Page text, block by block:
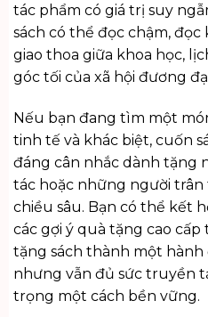
tác phẩm có giá trị suy
sách có thể đọc chậm, đọc
giao thoa giữa khoa học,
góc tối của xã hội đương
Nếu bạn đang tìm một
tinh tế và khác biệt, cuốn
đáng cân nhắc dành tặng
tác hoặc những người
chiều sâu. Bạn có thể kết
các gợi ý quà tặng cao cấp
tặng sách thành một
nhưng vẫn đủ sức truyền
trọng một cách bền vững.